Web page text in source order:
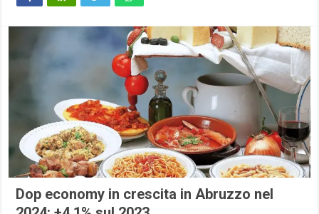
Dop economy in crescita in Abruzzo nel